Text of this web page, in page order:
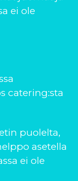
ei ole
catering:sta
puolelta,
asetella
ei ole